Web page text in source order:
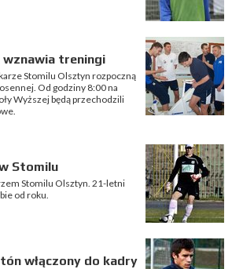
treningi
Stomilu Olsztyn rozpoczną
Od godziny 8:00 na
Wyższej będą przechodzili
Stomilu
Stomilu Olsztyn. 21-letni
od roku.
włączony do kadry